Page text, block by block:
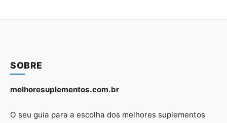
SOBRE
melhoresuplementos.com.br
O seu guia para a escolha dos melhores suplementos